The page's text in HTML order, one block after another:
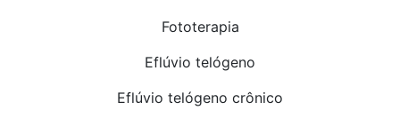
Fototerapia
Eflúvio telógeno
Eflúvio telógeno crônico